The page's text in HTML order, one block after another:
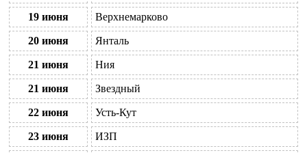
19 июня Верхнемарково
20 июня Янталь
21 июня Ния
21 июня Звездный
22 июня Усть-Кут
23 июня ИЗП